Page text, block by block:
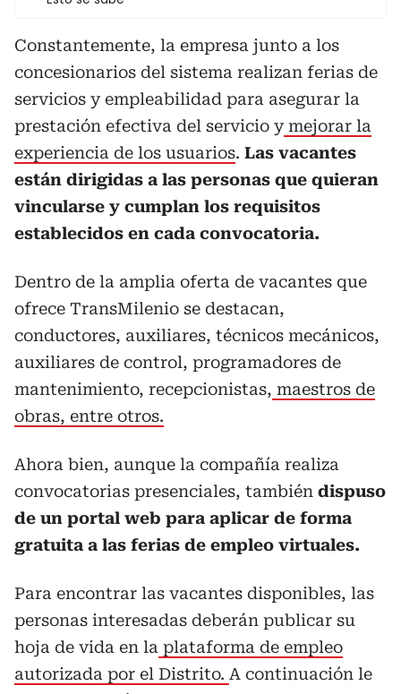
Constantemente, la empresa junto a los
concesionarios del sistema realizan ferias de
servicios y empleabilidad para asegurar la
prestación efectiva del servicio ymejorar la
experiencia de los usuarios. Las vacantes
están dirigidas a las personas que quieran
vincularse y cumplan los requisitos
establecidos en cada convocatoria.
Dentro de la amplia oferta de vacantes que
ofrece TransMilenio se destacan,
conductores, auxiliares, técnicos mecánicos,
auxiliares de control, programadores de
mantenimiento, recepcionistas, maestros de
obras, entre otros.
Ahora bien, aunque la compañía realiza
convocatorias presenciales, también dispuso
de un portal web para aplicar de forma
gratuita a las ferias de empleo virtuales.
Para encontrar las vacantes disponibles, las
personas interesadas deberán publicar su
hoja de vida en la plataforma de empleo
autorizada por el Distrito. A continuación le